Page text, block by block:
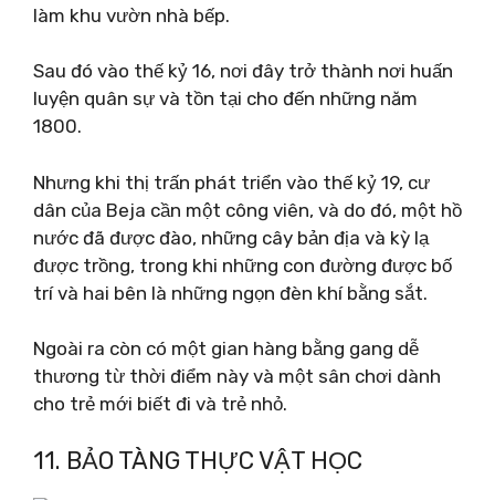
làm khu vườn nhà bếp.
Sau đó vào thế kỷ 16, nơi đây trở thành nơi huấn
luyện quân sự và tồn tại cho đến những năm
1800.
Nhưng khi thị trấn phát triển vào thế kỷ 19, cư
dân của Beja cần một công viên, và do đó, một hồ
nước đã được đào, những cây bản địa và kỳ lạ
được trồng, trong khi những con đường được bố
trí và hai bên là những ngọn đèn khí bằng sắt.
Ngoài ra còn có một gian hàng bằng gang dễ
thương từ thời điểm này và một sân chơi dành
cho trẻ mới biết đi và trẻ nhỏ.
11. BẢO TÀNG THỰC VẬT HỌC